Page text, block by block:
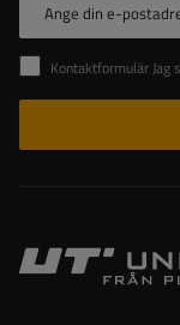
Ange din e-
Kontaktformulär Jag samtycker till att mina